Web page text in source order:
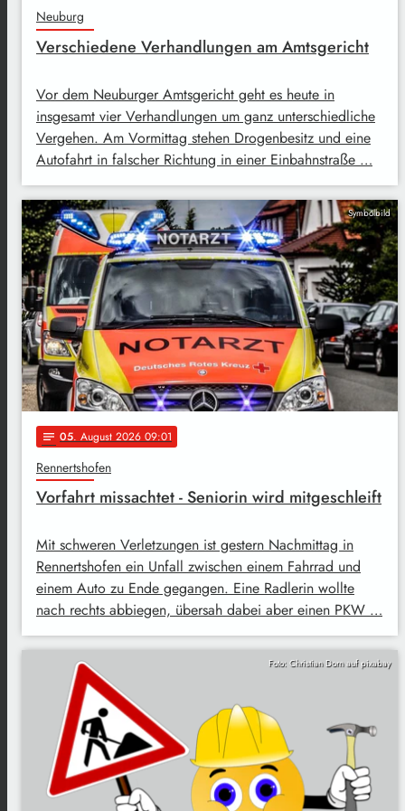
Neuburg
Verschiedene Verhandlungen am Amtsgericht
Vor dem Neuburger Amtsgericht geht es heute in
insgesamt vier Verhandlungen um ganz unterschiedliche
Vergehen. Am Vormittag stehen Drogenbesitz und eine
Autofahrt in falscher Richtung in einer Einbahnstraße …
Symbolbild
notes 05. August 2026 09:01
Rennertshofen
Vorfahrt missachtet - Seniorin wird mitgeschleift
Mit schweren Verletzungen ist gestern Nachmittag in
Rennertshofen ein Unfall zwischen einem Fahrrad und
einem Auto zu Ende gegangen. Eine Radlerin wollte
nach rechts abbiegen, übersah dabei aber einen PKW …
Foto: Christian Dorn auf pixabay